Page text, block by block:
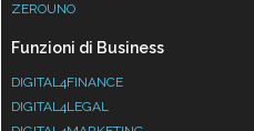
ZEROUNO
Funzioni di Business
DIGITAL4FINANCE
DIGITAL4LEGAL